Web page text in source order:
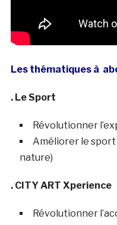
Les thématiques à
. Le Sport
Révolutionner
Améliorer le
nature)
. CITY ART Xperience
Révolutionner